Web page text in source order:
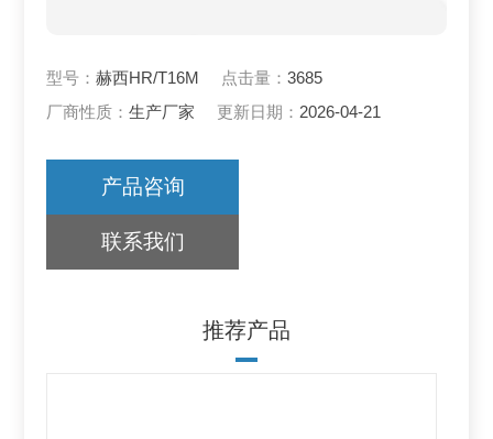
型号：赫西HR/T16M 点击量：3685
厂商性质：生产厂家 更新日期： 2026-04-21
产品咨询
联系我们
推荐产品